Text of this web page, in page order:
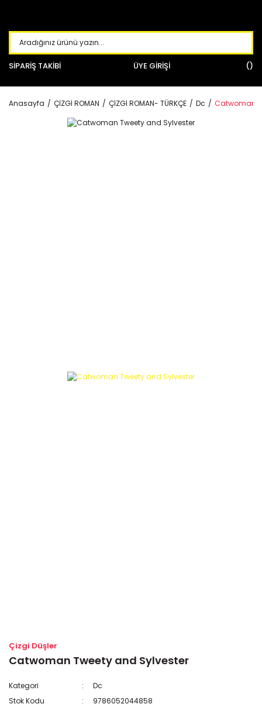
SİPARİŞ TAKİBİ ÜYE GİRİŞİ
Anasayfa ÇİZGİ ROMAN ÇİZGİ ROMAN- TÜRKÇE Dc Catwoman
Çizgi Düşler
Catwoman Tweety and Sylvester
Kategori
Dc
Stok Kodu
9786052044858